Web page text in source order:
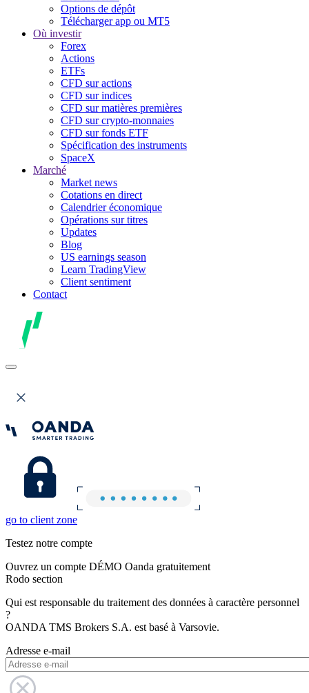
Options de dépôt
Télécharger app ou MT5
Où investir
Forex
Actions
ETFs
CFD sur actions
CFD sur indices
CFD sur matières premières
CFD sur crypto-monnaies
CFD sur fonds ETF
Spécification des instruments
SpaceX
Marché
Market news
Cotations en direct
Calendrier économique
Opérations sur titres
Updates
Blog
US earnings season
Learn TradingView
Client sentiment
Contact
go to client zone
Testez notre compte
Ouvrez un compte DÉMO Oanda gratuitement
Rodo section
Qui est responsable du traitement des données à caractère personnel
?
OANDA TMS Brokers S.A. est basé à Varsovie.
Adresse e-mail